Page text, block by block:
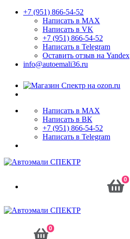
+7 (951) 866-54-52
Написать в MAX
Написать в VK
+7 (951) 866-54-52
Написать в Telegram
Оставить отзыв на Yandex
info@autoemali36.ru
Написать в MAX
Написать в ВК
+7 (951) 866-54-52
Написать в Telegram
0
0